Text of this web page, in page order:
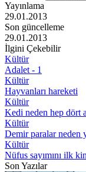
Yayınlama
29.01.2013
Son güncelleme
29.01.2013
İlgini Çekebilir
Kültür
Adalet - 1
Kültür
Hayvanları hareketi
Kültür
Kedi neden hep dört
Kültür
Demir paralar neden
Kültür
Nüfus sayımını ilk
Son Yazılar